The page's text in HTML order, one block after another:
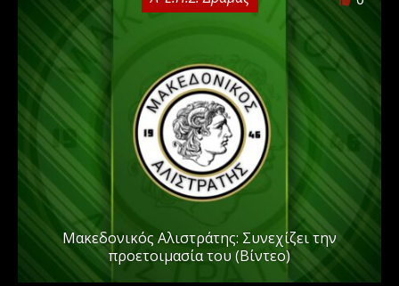
Μακεδονικός Αλιστράτης: Συνεχίζει την
προετοιμασία του (Βίντεο)